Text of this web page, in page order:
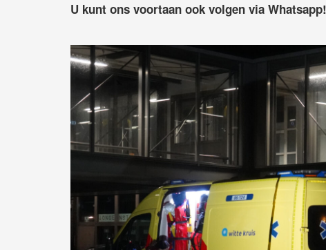
U kunt ons voortaan ook volgen via Whatsapp!